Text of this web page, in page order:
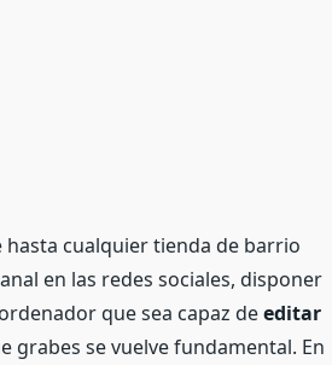
hasta cualquier tienda de barrio
en las redes sociales, disponer
que sea capaz deeditar
grabes se vuelve fundamental. En